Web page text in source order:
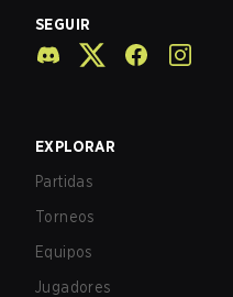
SEGUIR
EXPLORAR
Partidas
Torneos
Equipos
Jugadores